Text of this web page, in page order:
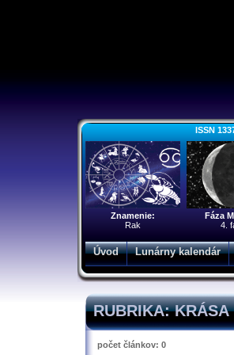
ISSN
Znamenie:
Rak
Fáza
4.
Úvod Lunárny kalendár
RUBRIKA: KRÁSA
počet článkov: 0